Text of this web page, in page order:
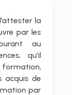
la
par les
au
qu’il
acquis de
par